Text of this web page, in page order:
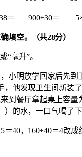
＝ 900÷30＝
填空。（共28分）
“毫升”。
小明放学回家后先到
他发现卫生间新装
来到餐厅拿起桌上容
的水，一口气喝了下
5＝40，160÷40＝4改